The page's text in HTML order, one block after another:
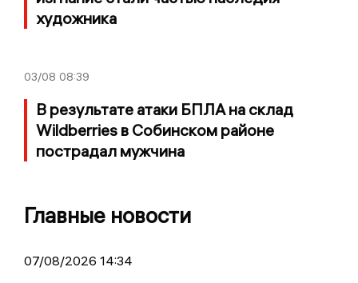
художника
03/08 08:39
В результате атаки БПЛА на склад
Wildberries в Собинском районе
пострадал мужчина
Главные новости
07/08/2026 14:34